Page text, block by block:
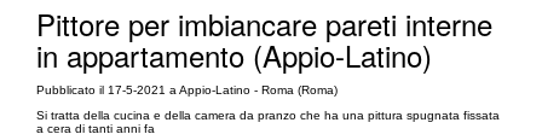
Pittore per imbiancare pareti interne
in appartamento (Appio-Latino)
Pubblicato il 17-5-2021 a Appio-Latino - Roma (Roma)
Si tratta della cucina e della camera da pranzo che ha una pittura spugnata fissata
a cera di tanti anni fa